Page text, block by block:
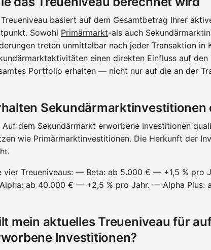
basiert auf dem Gesamtbetrag Ihrer
Sowohl Primärmarkt-als auch
treten unmittelbar nach jeder Transaktion in
einen direkten Einfluss auf
Portfolio erhalten — nicht nur auf die an der
Sekundärmarktinvestitionen
Auf dem Sekundärmarkt erworbene Investitionen
wie Primärmarktinvestitionen. Die Herkunft der
vier Treueniveaus: — Beta: ab 5.000 € — +1,5 % pro
ab 40.000 € — +2,5 % pro Jahr. — Alpha Plus:
mein aktuelles Treueniveau für
Investitionen?